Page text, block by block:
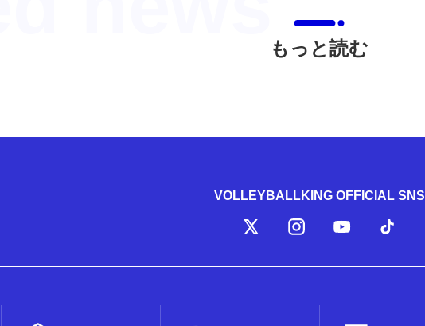
もっと読む
VOLLEYBALLKING OFFICIAL SNS